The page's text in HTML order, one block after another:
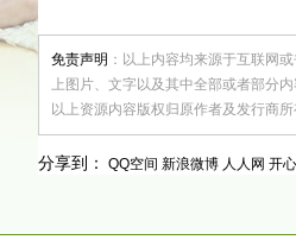
免责声明 ：以上内容均来源于互联网
上图片、文字以及其中全部或者部分
以上资源内容版权归原作者及发行商
分享到： QQ空间 新浪微博 人人网 开